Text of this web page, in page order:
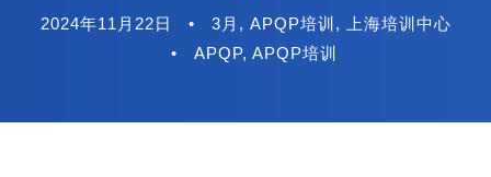
2024年11月22日 • 3月 , APQP培训 ,
上海培训中心
•
APQP, APQP培训